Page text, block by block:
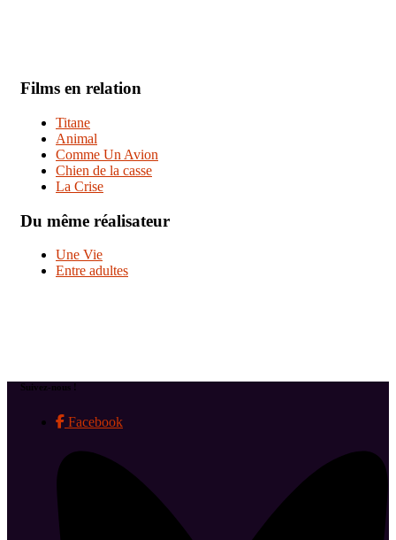
Films en relation
Titane
Animal
Comme Un Avion
Chien de la casse
La Crise
Du même réalisateur
Une Vie
Entre adultes
Suivez-nous !
Facebook